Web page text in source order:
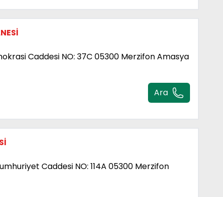
Caddesi NO: 37C 05300 Merzifon Amasya
Ara
Caddesi NO: 114A 05300 Merzifon